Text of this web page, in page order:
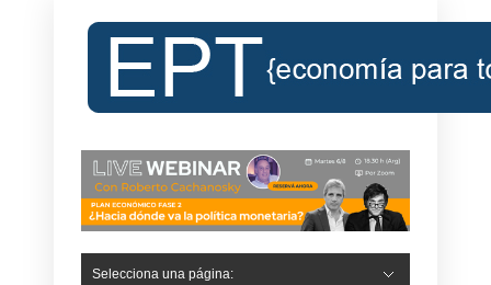
Selecciona una página: